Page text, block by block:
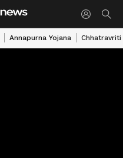
Annapurna Yojana Chhatravriti